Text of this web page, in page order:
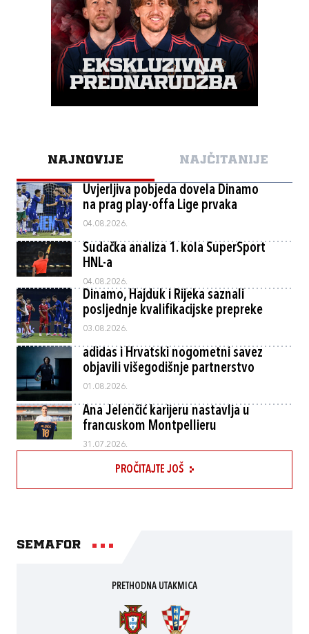
NAJNOVIJE NAJČITANIJE
Uvjerljiva pobjeda dovela Dinamo
na prag play-offa Lige prvaka
04.08.2026.
Sudačka analiza 1. kola SuperSport
HNL-a
04.08.2026.
Dinamo, Hajduk i Rijeka saznali
posljednje kvalifikacijske prepreke
03.08.2026.
adidas i Hrvatski nogometni savez
objavili višegodišnje partnerstvo
01.08.2026.
Ana Jelenčić karijeru nastavlja u
francuskom Montpellieru
31.07.2026.
PROČITAJTE JOŠ
Semafor
PRETHODNA UTAKMICA